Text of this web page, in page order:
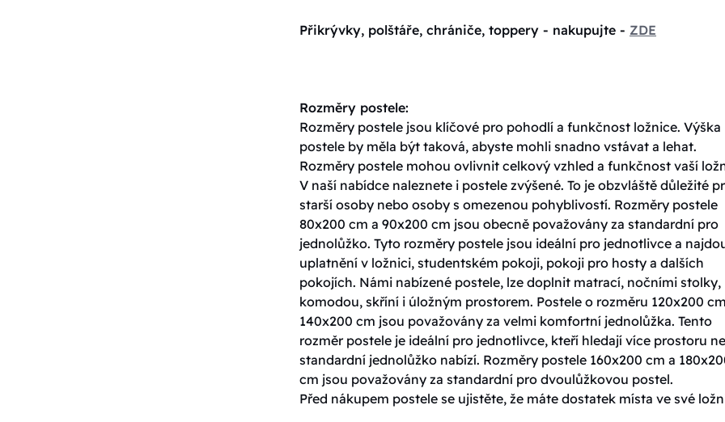
Přikrývky, polštáře, chrániče, toppery - nakupujte - ZDE
Rozměry postele:
Rozměry postele jsou klíčové pro pohodlí a funkčnost ložnice. Výška
postele by měla být taková, abyste mohli snadno vstávat a lehat.
Rozměry postele mohou ovlivnit celkový vzhled a funkčnost vaší
V naší nabídce naleznete i postele zvýšené. To je obzvláště důležité
starší osoby nebo osoby s omezenou pohyblivostí. Rozměry postele
80x200 cm a 90x200 cm jsou obecně považovány za standardní pro
jednolůžko. Tyto rozměry postele jsou ideální pro jednotlivce a
uplatnění v ložnici, studentském pokoji, pokoji pro hosty a dalších
pokojích. Námi nabízené postele, lze doplnit matrací, nočními stolky,
komodou, skříní i úložným prostorem. Postele o rozměru 120x200
140x200 cm jsou považovány za velmi komfortní jednolůžka. Tento
rozměr postele je ideální pro jednotlivce, kteří hledají více prostoru
standardní jednolůžko nabízí. Rozměry postele 160x200 cm a
cm jsou považovány za standardní pro dvoulůžkovou postel.
Před nákupem postele se ujistěte, že máte dostatek místa ve své